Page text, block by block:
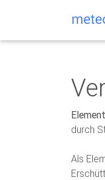
durch
Als